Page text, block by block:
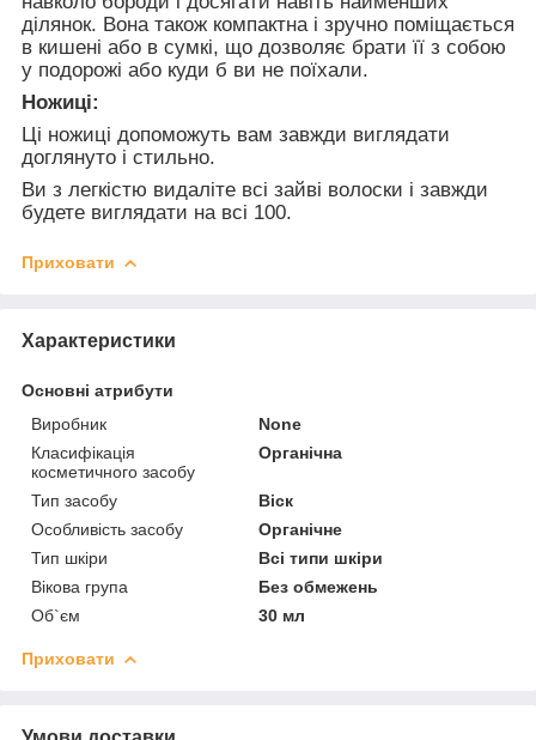
ділянок. Вона також компактна і зручно поміщається
в кишені або в сумкі, що дозволяє брати її з собою
у подорожі або куди б ви не поїхали.
Ножиці:
Ці ножиці допоможуть вам завжди виглядати
доглянуто і стильно.
Ви з легкістю видаліте всі зайві волоски і завжди
будете виглядати на всі 100.
Приховати
Характеристики
Основні атрибути
Виробник
None
Класифікація
косметичного засобу
Органічна
Тип засобу
Віск
Особливість засобу
Органічне
Тип шкіри
Всі типи шкіри
Вікова група
Без обмежень
Об`єм
30 мл
Приховати